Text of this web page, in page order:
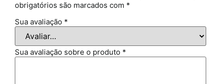
obrigatórios são marcados com *
Sua avaliação *
Sua avaliação sobre o produto *